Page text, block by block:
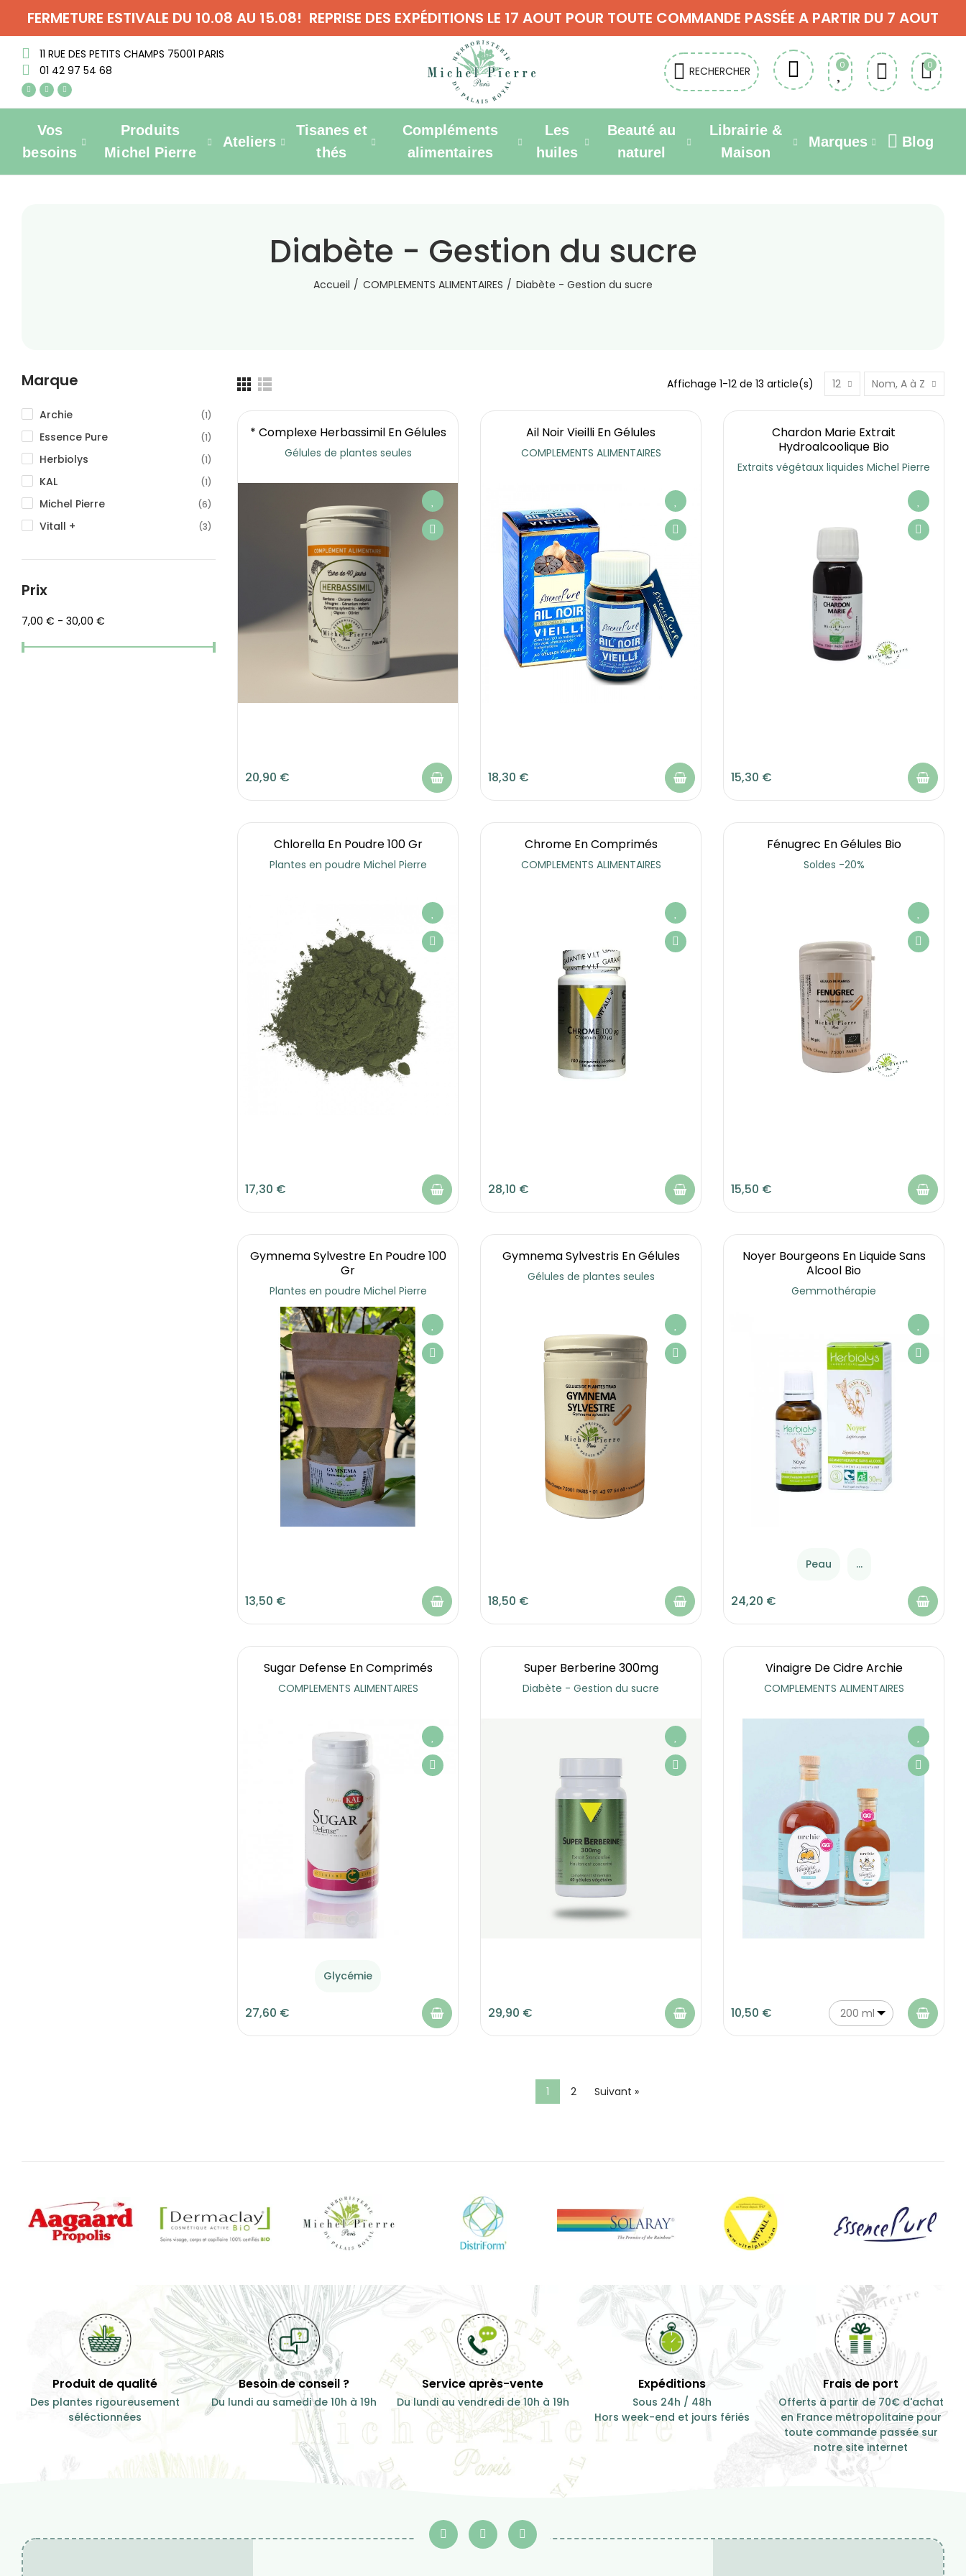
FERMETURE ESTIVALE DU 10.08 AU 15.08! REPRISE DES EXPÉDITIONS LE 17 AOUT POUR TOUTE COMMANDE PASSÉE A PARTIR DU 7 AOUT
11 RUE DES PETITS CHAMPS 75001 PARIS
01 42 97 54 68
RECHERCHER 0 0
Vos
besoins
Produits
Michel Pierre
Ateliers
Tisanes et
thés
Compléments
alimentaires
Les
huiles
Beauté au
naturel
Librairie &
Maison
Marques Blog
Diabète - Gestion du sucre
Accueil COMPLEMENTS ALIMENTAIRES Diabète - Gestion du sucre
Affichage 1-12 de 13 article(s) 12 Nom, A à Z
* Complexe Herbassimil En Gélules
Gélules de plantes seules
20,90 €
Ail Noir Vieilli En Gélules
COMPLEMENTS ALIMENTAIRES
18,30 €
Chardon Marie Extrait
Hydroalcoolique Bio
Extraits végétaux liquides Michel Pierre
15,30 €
Chlorella En Poudre 100 Gr
Plantes en poudre Michel Pierre
17,30 €
Chrome En Comprimés
COMPLEMENTS ALIMENTAIRES
28,10 €
Fénugrec En Gélules Bio
Soldes -20%
15,50 €
Gymnema Sylvestre En Poudre 100
Gr
Plantes en poudre Michel Pierre
13,50 €
Gymnema Sylvestris En Gélules
Gélules de plantes seules
18,50 €
Noyer Bourgeons En Liquide Sans
Alcool Bio
Gemmothérapie
Peau ...
24,20 €
Sugar Defense En Comprimés
COMPLEMENTS ALIMENTAIRES
Glycémie
27,60 €
Super Berberine 300mg
Diabète - Gestion du sucre
29,90 €
Vinaigre De Cidre Archie
COMPLEMENTS ALIMENTAIRES
10,50 € 200 ml
1 2 Suivant »
Marque
Archie (1)
Essence Pure (1)
Herbiolys (1)
KAL (1)
Michel Pierre (6)
Vitall + (3)
Prix
7,00 € - 30,00 €
Produit de qualité
Des plantes rigoureusement
séléctionnées
Besoin de conseil ?
Du lundi au samedi de 10h à 19h
Service après-vente
Du lundi au vendredi de 10h à 19h
Expéditions
Sous 24h / 48h
Hors week-end et jours fériés
Frais de port
Offerts à partir de 70€ d'achat
en France métropolitaine pour
toute commande passée sur
notre site internet